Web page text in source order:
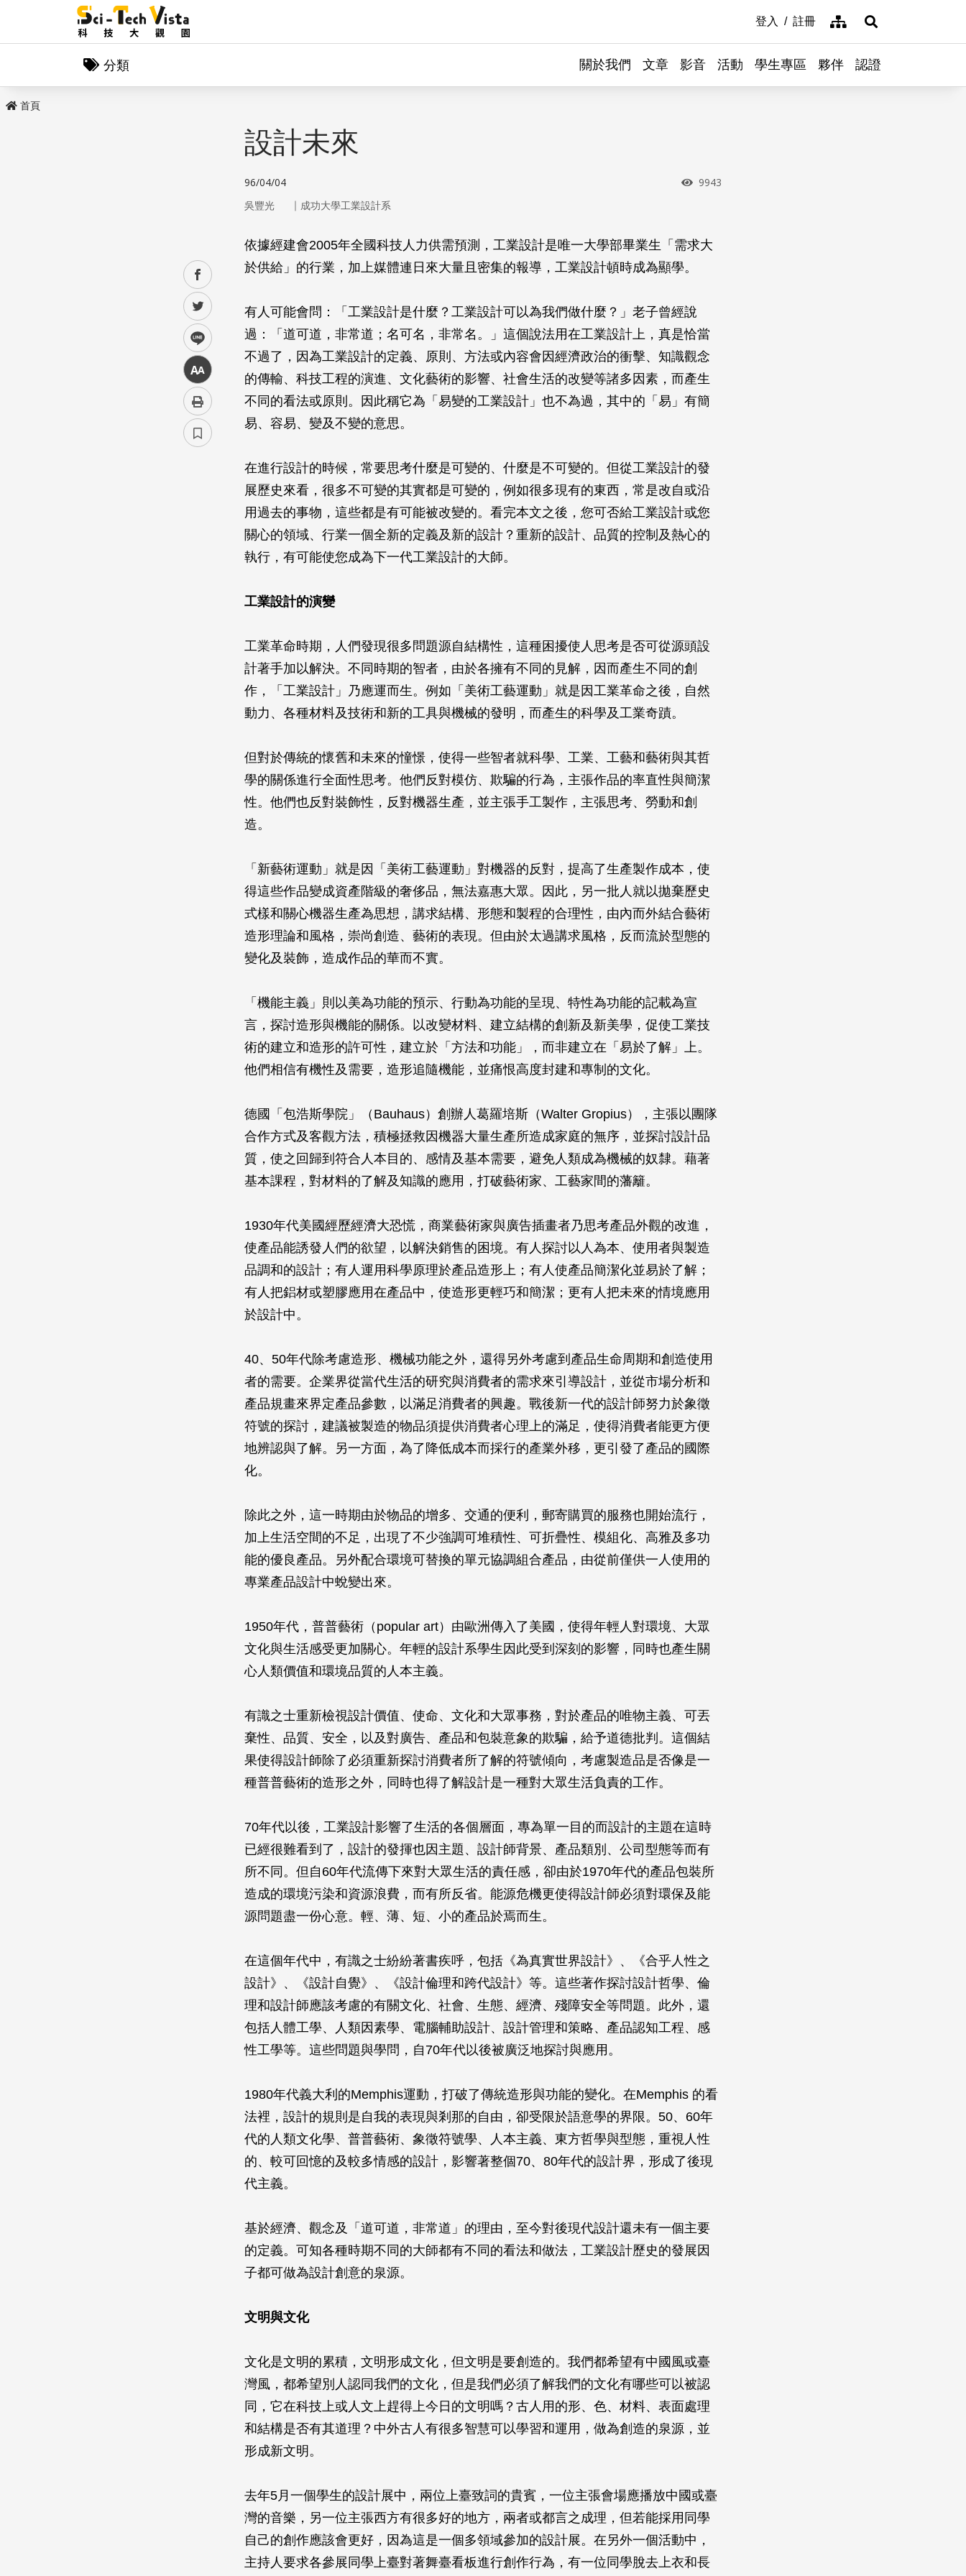
登入 註冊 網站導覽展開搜尋
分類 關於我們 文章 影音 活動 學生專區 夥伴 認證
首頁
facebook
twitter
line
中
設計未來
96/04/04 瀏覽次數
9943
吳豐光 ｜ 成功大學工業設計系
依據經建會2005年全國科技人力供需預測，工業設計是唯一大學部畢業生「需求大
於供給」的行業，加上媒體連日來大量且密集的報導，工業設計頓時成為顯學。
有人可能會問：「工業設計是什麼？工業設計可以為我們做什麼？」老子曾經說
過：「道可道，非常道；名可名，非常名。」這個說法用在工業設計上，真是恰當
不過了，因為工業設計的定義、原則、方法或內容會因經濟政治的衝擊、知識觀念
的傳輸、科技工程的演進、文化藝術的影響、社會生活的改變等諸多因素，而產生
不同的看法或原則。因此稱它為「易變的工業設計」也不為過，其中的「易」有簡
易、容易、變及不變的意思。
在進行設計的時候，常要思考什麼是可變的、什麼是不可變的。但從工業設計的發
展歷史來看，很多不可變的其實都是可變的，例如很多現有的東西，常是改自或沿
用過去的事物，這些都是有可能被改變的。看完本文之後，您可否給工業設計或您
關心的領域、行業一個全新的定義及新的設計？重新的設計、品質的控制及熱心的
執行，有可能使您成為下一代工業設計的大師。
工業設計的演變
工業革命時期，人們發現很多問題源自結構性，這種困擾使人思考是否可從源頭設
計著手加以解決。不同時期的智者，由於各擁有不同的見解，因而產生不同的創
作，「工業設計」乃應運而生。例如「美術工藝運動」就是因工業革命之後，自然
動力、各種材料及技術和新的工具與機械的發明，而產生的科學及工業奇蹟。
但對於傳統的懷舊和未來的憧憬，使得一些智者就科學、工業、工藝和藝術與其哲
學的關係進行全面性思考。他們反對模仿、欺騙的行為，主張作品的率直性與簡潔
性。他們也反對裝飾性，反對機器生產，並主張手工製作，主張思考、勞動和創
造。
「新藝術運動」就是因「美術工藝運動」對機器的反對，提高了生產製作成本，使
得這些作品變成資產階級的奢侈品，無法嘉惠大眾。因此，另一批人就以拋棄歷史
式樣和關心機器生產為思想，講求結構、形態和製程的合理性，由內而外結合藝術
造形理論和風格，崇尚創造、藝術的表現。但由於太過講求風格，反而流於型態的
變化及裝飾，造成作品的華而不實。
「機能主義」則以美為功能的預示、行動為功能的呈現、特性為功能的記載為宣
言，探討造形與機能的關係。以改變材料、建立結構的創新及新美學，促使工業技
術的建立和造形的許可性，建立於「方法和功能」，而非建立在「易於了解」上。
他們相信有機性及需要，造形追隨機能，並痛恨高度封建和專制的文化。
德國「包浩斯學院」（Bauhaus）創辦人葛羅培斯（Walter Gropius），主張以團隊
合作方式及客觀方法，積極拯救因機器大量生產所造成家庭的無序，並探討設計品
質，使之回歸到符合人本目的、感情及基本需要，避免人類成為機械的奴隸。藉著
基本課程，對材料的了解及知識的應用，打破藝術家、工藝家間的藩籬。
1930年代美國經歷經濟大恐慌，商業藝術家與廣告插畫者乃思考產品外觀的改進，
使產品能誘發人們的欲望，以解決銷售的困境。有人探討以人為本、使用者與製造
品調和的設計；有人運用科學原理於產品造形上；有人使產品簡潔化並易於了解；
有人把鋁材或塑膠應用在產品中，使造形更輕巧和簡潔；更有人把未來的情境應用
於設計中。
40、50年代除考慮造形、機械功能之外，還得另外考慮到產品生命周期和創造使用
者的需要。企業界從當代生活的研究與消費者的需求來引導設計，並從市場分析和
產品規畫來界定產品參數，以滿足消費者的興趣。戰後新一代的設計師努力於象徵
符號的探討，建議被製造的物品須提供消費者心理上的滿足，使得消費者能更方便
地辨認與了解。另一方面，為了降低成本而採行的產業外移，更引發了產品的國際
化。
除此之外，這一時期由於物品的增多、交通的便利，郵寄購買的服務也開始流行，
加上生活空間的不足，出現了不少強調可堆積性、可折疊性、模組化、高雅及多功
能的優良產品。另外配合環境可替換的單元協調組合產品，由從前僅供一人使用的
專業產品設計中蛻變出來。
1950年代，普普藝術（popular art）由歐洲傳入了美國，使得年輕人對環境、大眾
文化與生活感受更加關心。年輕的設計系學生因此受到深刻的影響，同時也產生關
心人類價值和環境品質的人本主義。
有識之士重新檢視設計價值、使命、文化和大眾事務，對於產品的唯物主義、可丟
棄性、品質、安全，以及對廣告、產品和包裝意象的欺騙，給予道德批判。這個結
果使得設計師除了必須重新探討消費者所了解的符號傾向，考慮製造品是否像是一
種普普藝術的造形之外，同時也得了解設計是一種對大眾生活負責的工作。
70年代以後，工業設計影響了生活的各個層面，專為單一目的而設計的主題在這時
已經很難看到了，設計的發揮也因主題、設計師背景、產品類別、公司型態等而有
所不同。但自60年代流傳下來對大眾生活的責任感，卻由於1970年代的產品包裝所
造成的環境污染和資源浪費，而有所反省。能源危機更使得設計師必須對環保及能
源問題盡一份心意。輕、薄、短、小的產品於焉而生。
在這個年代中，有識之士紛紛著書疾呼，包括《為真實世界設計》、《合乎人性之
設計》、《設計自覺》、《設計倫理和跨代設計》等。這些著作探討設計哲學、倫
理和設計師應該考慮的有關文化、社會、生態、經濟、殘障安全等問題。此外，還
包括人體工學、人類因素學、電腦輔助設計、設計管理和策略、產品認知工程、感
性工學等。這些問題與學問，自70年代以後被廣泛地探討與應用。
1980年代義大利的Memphis運動，打破了傳統造形與功能的變化。在Memphis 的看
法裡，設計的規則是自我的表現與剎那的自由，卻受限於語意學的界限。50、60年
代的人類文化學、普普藝術、象徵符號學、人本主義、東方哲學與型態，重視人性
的、較可回憶的及較多情感的設計，影響著整個70、80年代的設計界，形成了後現
代主義。
基於經濟、觀念及「道可道，非常道」的理由，至今對後現代設計還未有一個主要
的定義。可知各種時期不同的大師都有不同的看法和做法，工業設計歷史的發展因
子都可做為設計創意的泉源。
文明與文化
文化是文明的累積，文明形成文化，但文明是要創造的。我們都希望有中國風或臺
灣風，都希望別人認同我們的文化，但是我們必須了解我們的文化有哪些可以被認
同，它在科技上或人文上趕得上今日的文明嗎？古人用的形、色、材料、表面處理
和結構是否有其道理？中外古人有很多智慧可以學習和運用，做為創造的泉源，並
形成新文明。
去年5月一個學生的設計展中，兩位上臺致詞的貴賓，一位主張會場應播放中國或臺
灣的音樂，另一位主張西方有很多好的地方，兩者或都言之成理，但若能採用同學
自己的創作應該會更好，因為這是一個多領域參加的設計展。在另外一個活動中，
主持人要求各參展同學上臺對著舞臺看板進行創作行為，有一位同學脫去上衣和長